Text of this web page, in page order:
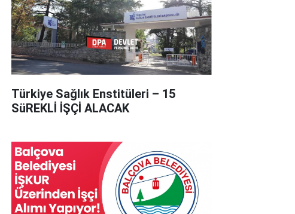
Türkiye Sağlık Enstitüleri – 15
SüREKLİ İŞÇİ ALACAK